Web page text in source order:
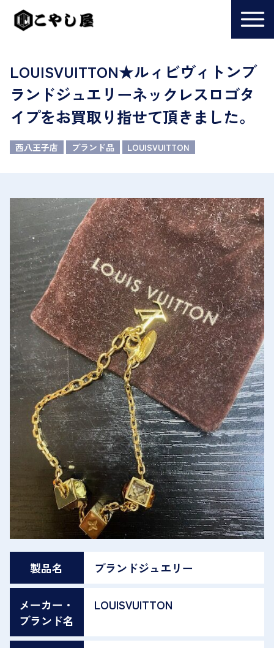
LOUISVUITTON★ルィビヴィトンブ
ランドジュエリーネックレスロゴタ
イプをお買取り指せて頂きました。
西八王子店 ブランド品 LOUISVUITTON
製品名 ブランドジュエリー
メーカー・
ブランド名
LOUISVUITTON